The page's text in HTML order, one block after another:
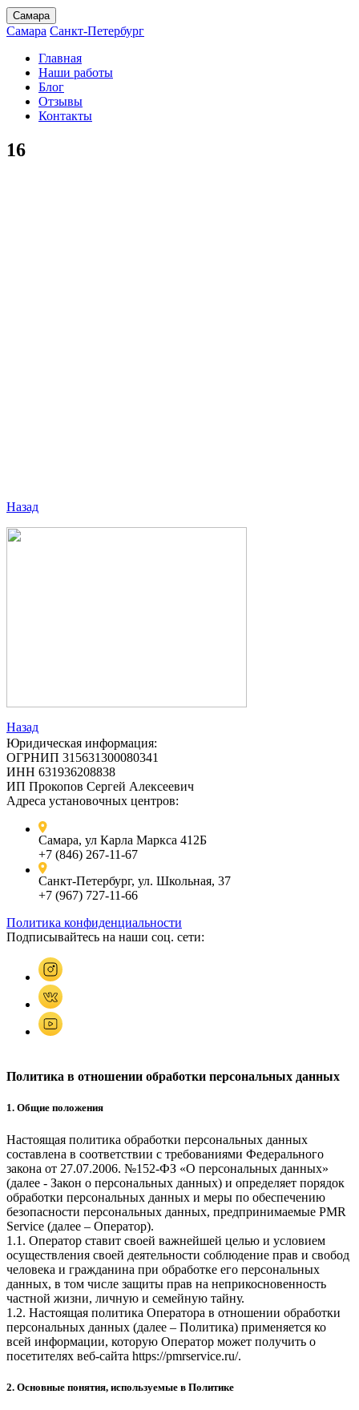
Самара
Самара Санкт-Петербург
Главная
Наши работы
Блог
Отзывы
Контакты
16
Назад
Назад
Юридическая информация:
ОГРНИП 315631300080341
ИНН 631936208838
ИП Прокопов Сергей Алексеевич
Адреса установочных центров:
Самара, ул Карла Маркса 412Б
+7 (846) 267-11-67
Санкт-Петербург, ул. Школьная, 37
+7 (967) 727-11-66
Политика конфиденциальности
Подписывайтесь на наши соц. сети:
Политика в отношении обработки персональных данных
1. Общие положения
Настоящая политика обработки персональных данных
составлена в соответствии с требованиями Федерального
закона от 27.07.2006. №152-ФЗ «О персональных данных»
(далее - Закон о персональных данных) и определяет порядок
обработки персональных данных и меры по обеспечению
безопасности персональных данных, предпринимаемые PMR
Service (далее – Оператор).
1.1. Оператор ставит своей важнейшей целью и условием
осуществления своей деятельности соблюдение прав и свобод
человека и гражданина при обработке его персональных
данных, в том числе защиты прав на неприкосновенность
частной жизни, личную и семейную тайну.
1.2. Настоящая политика Оператора в отношении обработки
персональных данных (далее – Политика) применяется ко
всей информации, которую Оператор может получить о
посетителях веб-сайта https://pmrservice.ru/.
2. Основные понятия, используемые в Политике